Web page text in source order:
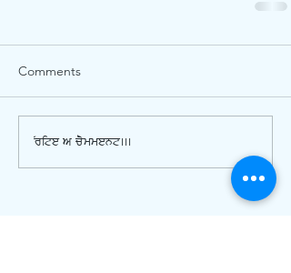
Comments
Write a comment...